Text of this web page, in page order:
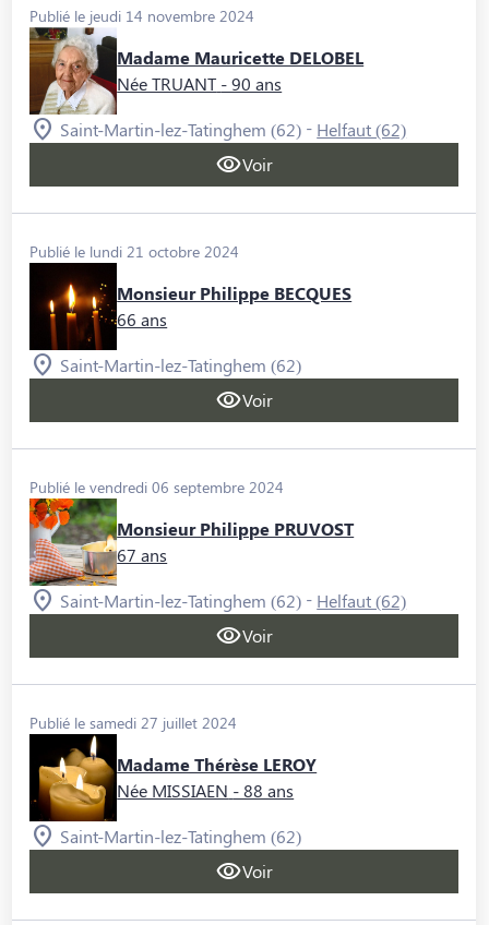
Publié le jeudi 14 novembre 2024
Madame Mauricette DELOBEL
Née TRUANT - 90 ans
Saint-Martin-lez-Tatinghem (62) - Helfaut (62)
Voir
Publié le lundi 21 octobre 2024
Monsieur Philippe BECQUES
66 ans
Saint-Martin-lez-Tatinghem (62)
Voir
Publié le vendredi 06 septembre 2024
Monsieur Philippe PRUVOST
67 ans
Saint-Martin-lez-Tatinghem (62) - Helfaut (62)
Voir
Publié le samedi 27 juillet 2024
Madame Thérèse LEROY
Née MISSIAEN - 88 ans
Saint-Martin-lez-Tatinghem (62)
Voir